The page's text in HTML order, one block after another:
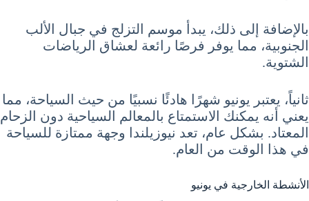
بالإضافة إلى ذلك، يبدأ موسم التزلج في جبال الألب
الجنوبية، مما يوفر فرصًا رائعة لعشاق الرياضات
الشتوية.
ثانياً، يعتبر يونيو شهرًا هادئًا نسبيًا من حيث السياحة، مما
يعني أنه يمكنك الاستمتاع بالمعالم السياحية دون الزحام
المعتاد. بشكل عام، تعد نيوزيلندا وجهة ممتازة للسياحة
في هذا الوقت من العام.
الأنشطة الخارجية في يونيو